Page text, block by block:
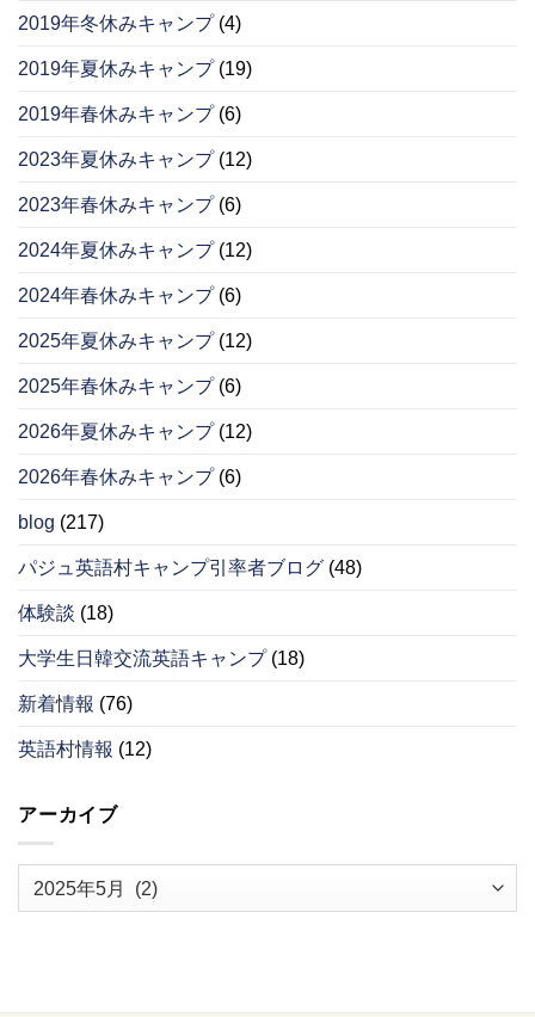
2019年冬休みキャンプ(4)
2019年夏休みキャンプ(19)
2019年春休みキャンプ(6)
2023年夏休みキャンプ(12)
2023年春休みキャンプ(6)
2024年夏休みキャンプ(12)
2024年春休みキャンプ(6)
2025年夏休みキャンプ(12)
2025年春休みキャンプ(6)
2026年夏休みキャンプ(12)
2026年春休みキャンプ(6)
blog (217)
パジュ英語村キャンプ引率者ブログ (48)
体験談 (18)
大学生日韓交流英語キャンプ(18)
新着情報 (76)
英語村情報 (12)
アーカイブ